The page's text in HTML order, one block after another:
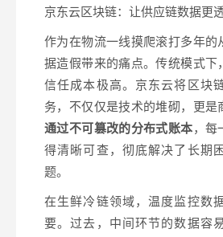
京东云区块链：让供应链数据更
作为在物流一线摸爬滚打多年的
据造假带来的痛点。传统模式下
信任成本极高。京东云将区块
务，不仅仅是技术的堆砌，更是
通过不可篡改的分布式账本，每
得清晰可查，彻底解决了长期
题。
在生鲜冷链领域，温度监控数
要。过去，中间环节的数据容